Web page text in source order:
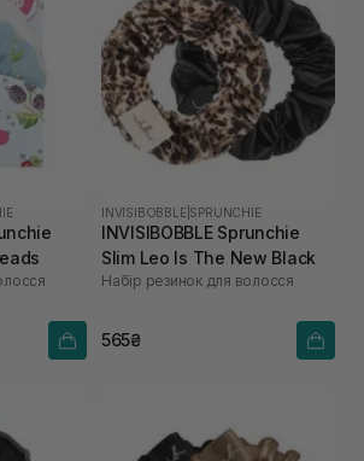
INVISIBOBBLE SPRUNCHIE
INVISIBOBBLE Sprunchie
Slim Leo Is The New Black
Набір резинок для волосся
565₴